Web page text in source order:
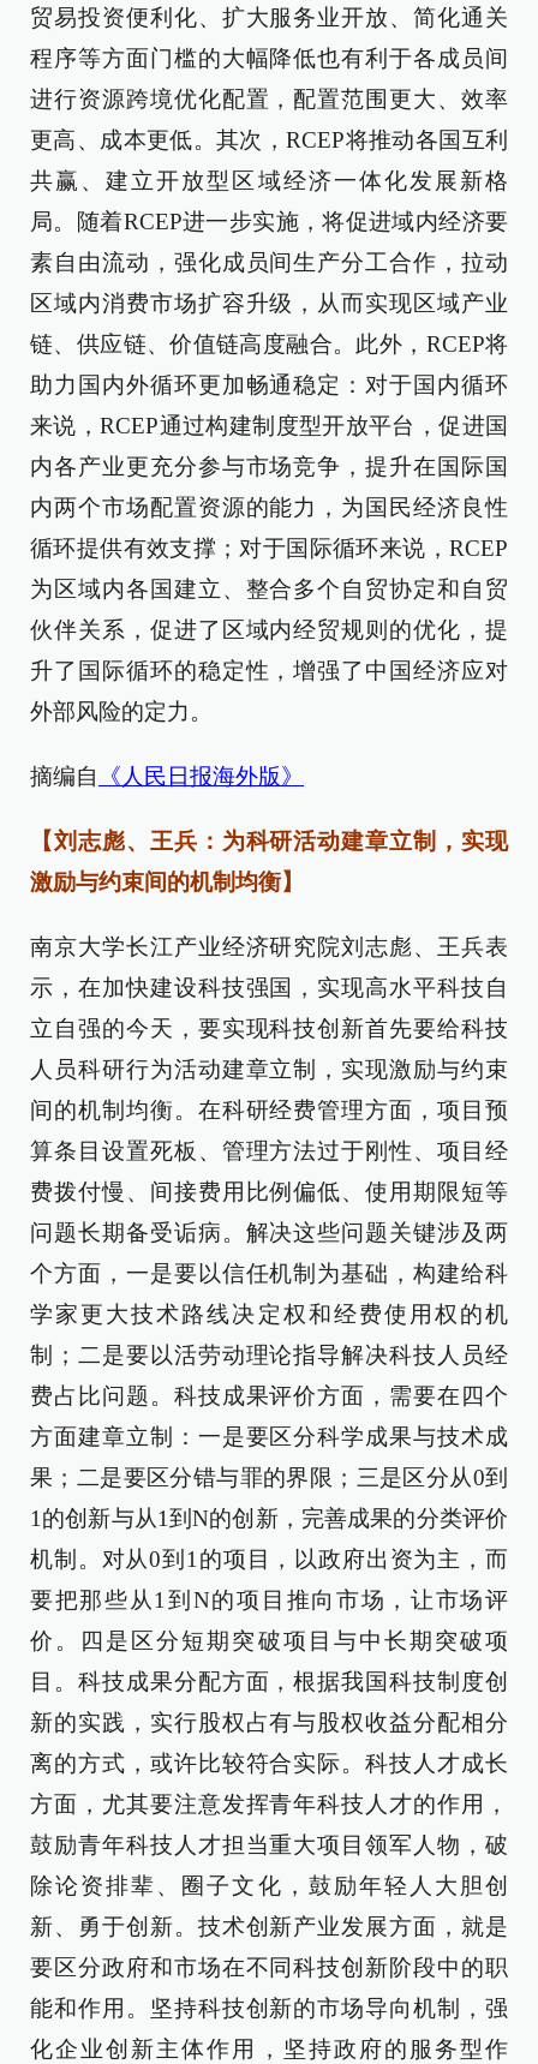
贸易投资便利化、扩大服务业开放、简化通关
程序等方面门槛的大幅降低也有利于各成员间
进行资源跨境优化配置，配置范围更大、效率
更高、成本更低。其次，RCEP将推动各国互利
共赢、建立开放型区域经济一体化发展新格
局。随着RCEP进一步实施，将促进域内经济要
素自由流动，强化成员间生产分工合作，拉动
区域内消费市场扩容升级，从而实现区域产业
链、供应链、价值链高度融合。此外，RCEP将
助力国内外循环更加畅通稳定：对于国内循环
来说，RCEP通过构建制度型开放平台，促进国
内各产业更充分参与市场竞争，提升在国际国
内两个市场配置资源的能力，为国民经济良性
循环提供有效支撑；对于国际循环来说，RCEP
为区域内各国建立、整合多个自贸协定和自贸
伙伴关系，促进了区域内经贸规则的优化，提
升了国际循环的稳定性，增强了中国经济应对
外部风险的定力。
摘编自 《人民日报海外版》
【刘志彪、王兵：为科研活动建章立制，实现
激励与约束间的机制均衡】
南京大学长江产业经济研究院刘志彪、王兵表
示，在加快建设科技强国，实现高水平科技自
立自强的今天，要实现科技创新首先要给科技
人员科研行为活动建章立制，实现激励与约束
间的机制均衡。在科研经费管理方面，项目预
算条目设置死板、管理方法过于刚性、项目经
费拨付慢、间接费用比例偏低、使用期限短等
问题长期备受诟病。解决这些问题关键涉及两
个方面，一是要以信任机制为基础，构建给科
学家更大技术路线决定权和经费使用权的机
制；二是要以活劳动理论指导解决科技人员经
费占比问题。科技成果评价方面，需要在四个
方面建章立制：一是要区分科学成果与技术成
果；二是要区分错与罪的界限；三是区分从0到
1的创新与从1到N的创新，完善成果的分类评价
机制。对从0到1的项目，以政府出资为主，而
要把那些从1到N的项目推向市场，让市场评
价。四是区分短期突破项目与中长期突破项
目。科技成果分配方面，根据我国科技制度创
新的实践，实行股权占有与股权收益分配相分
离的方式，或许比较符合实际。科技人才成长
方面，尤其要注意发挥青年科技人才的作用，
鼓励青年科技人才担当重大项目领军人物，破
除论资排辈、圈子文化，鼓励年轻人大胆创
新、勇于创新。技术创新产业发展方面，就是
要区分政府和市场在不同科技创新阶段中的职
能和作用。坚持科技创新的市场导向机制，强
化企业创新主体作用，坚持政府的服务型作